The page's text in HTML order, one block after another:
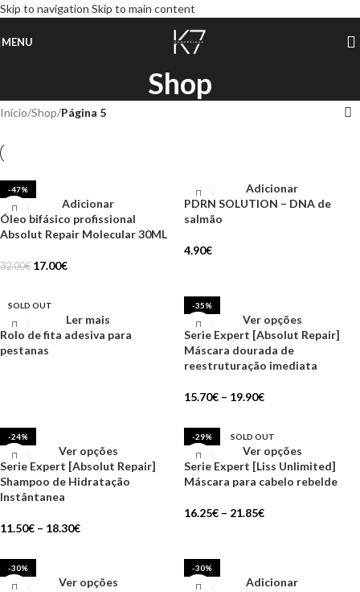
Skip to navigation Skip to main content
MENU
Shop
Início/Shop/Página 5
-47%
Adicionar
Óleo bifásico profissional
Absolut Repair Molecular 30ML
32.00€ 17.00€
Adicionar
PDRN SOLUTION – DNA de
salmão
4.90€
SOLD OUT
Ler mais
Rolo de fita adesiva para
pestanas
-35%
Ver opções
Serie Expert [Absolut Repair]
Máscara dourada de
reestruturação imediata
15.70€ – 19.90€
-24%
Ver opções
Serie Expert [Absolut Repair]
Shampoo de Hidratação
Instântanea
11.50€ – 18.30€
-29% SOLD OUT
Ver opções
Serie Expert [Liss Unlimited]
Máscara para cabelo rebelde
16.25€ – 21.85€
-30%
Ver opções
-30%
Adicionar